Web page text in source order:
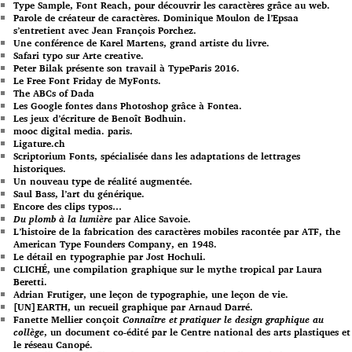
Type Sample, Font Reach, pour découvrir les caractères grâce au web.
Parole de créateur de caractères. Dominique Moulon de l’Epsaa
s’entretient avec Jean François Porchez.
Une conférence de Karel Martens, grand artiste du livre.
Safari typo sur Arte creative.
Peter Bilak présente son travail à TypeParis 2016.
Le Free Font Friday de MyFonts.
The ABCs of Dada
Les Google fontes dans Photoshop grâce à Fontea.
Les jeux d’écriture de Benoît Bodhuin.
mooc digital media. paris.
Ligature.ch
Scriptorium Fonts, spécialisée dans les adaptations de lettrages
historiques.
Un nouveau type de réalité augmentée.
Saul Bass, l’art du générique.
Encore des clips typos…
Du plomb à la lumière par Alice Savoie.
L’histoire de la fabrication des caractères mobiles racontée par ATF, the
American Type Founders Company, en 1948.
Le détail en typographie par Jost Hochuli.
CLICHÉ, une compilation graphique sur le mythe tropical par Laura
Beretti.
Adrian Frutiger, une leçon de typographie, une leçon de vie.
[UN]EARTH, un recueil graphique par Arnaud Darré.
Fanette Mellier conçoit Connaître et pratiquer le design graphique au
collège, un document co-édité par le Centre national des arts plastiques et
le réseau Canopé.